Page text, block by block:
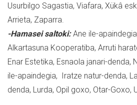
Usurbilgo Sagastia, Viafara, Xükâ
Arrieta, Zaparra.
-Hamasei saltoki:Ane ile-
Alkartasuna Kooperatiba, Arruti
Enar Estetika, Esnaola janari-denda,
ile-apaindegia, Iratze natur-denda,
denda, Lurda, Opil goxo, Otar-Goxo,